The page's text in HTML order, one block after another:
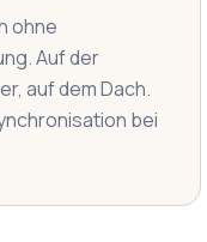
ohne
Auf der
auf dem Dach.
bei